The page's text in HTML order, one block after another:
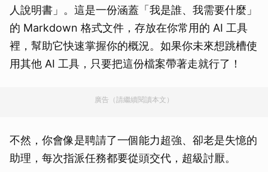
人說明書」。這是一份涵蓋「我是誰、我需要什麼」
的 Markdown 格式文件，存放在你常用的 AI 工具
裡，幫助它快速掌握你的概況。如果你未來想跳槽使
用其他 AI 工具，只要把這份檔案帶著走就行了！
廣告（請繼續閱讀本文）
不然，你會像是聘請了一個能力超強、卻老是失憶的
助理，每次指派任務都要從頭交代，超級討厭。